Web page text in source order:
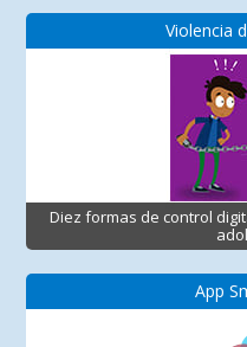
Violencia
Diez formas de control
App